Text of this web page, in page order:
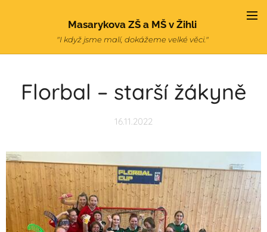
Masarykova ZŠ a MŠ v Žihli
"I když jsme malí, dokážeme velké věci."
Florbal – starší žákyně
16.11.2022